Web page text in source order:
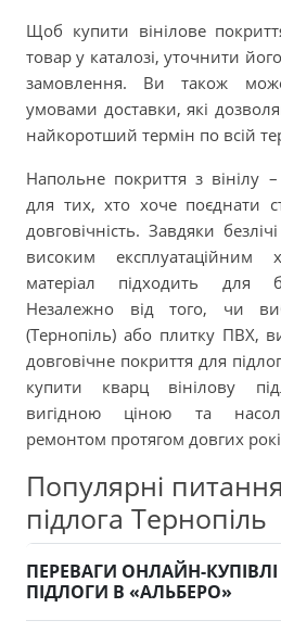
Щоб купити вінілове
товар у каталозі, уточнити
замовлення. Ви також
умовами доставки, які
найкоротший термін по всій
Напольне покриття з вінілу
для тих, хто хоче поєднати
довговічність. Завдяки
високим експлуатаційним
матеріал підходить для
Незалежно від того, чи
(Тернопіль) або плитку ПВХ,
довговічне покриття для
купити кварц вінілову
вигідною ціною та
ремонтом протягом довгих
Популярні
підлога Тернопіль
ПЕРЕВАГИ ОНЛАЙН-КУПІВЛІ
ПІДЛОГИ В «АЛЬБЕРО»